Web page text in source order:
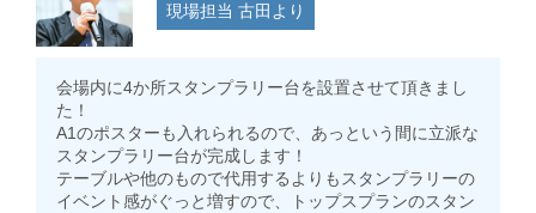
現場担当 古田より
会場内に4か所スタンプラリー台を設置させて頂きまし
た！
A1のポスターも入れられるので、あっという間に立派な
スタンプラリー台が完成します！
テーブルや他のもので代用するよりもスタンプラリーの
イベント感がぐっと増すので、トップスプランのスタン